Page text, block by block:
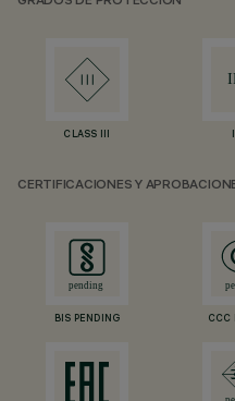
CLASS III
CERTIFICACIONES Y
BIS PENDING CCC